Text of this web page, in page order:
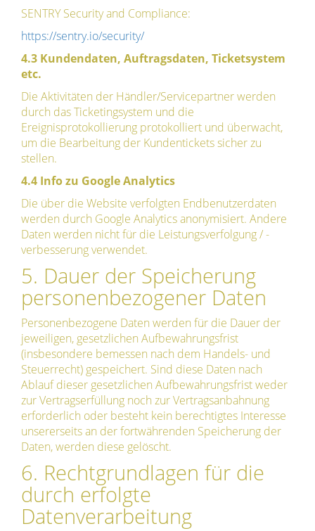
SENTRY Security and Compliance:
https://sentry.io/security/
4.3 Kundendaten, Auftragsdaten, Ticketsystem
etc.
Die Aktivitäten der Händler/Servicepartner werden
durch das Ticketingsystem und die
Ereignisprotokollierung protokolliert und überwacht,
um die Bearbeitung der Kundentickets sicher zu
stellen.
4.4 Info zu Google Analytics
Die über die Website verfolgten Endbenutzerdaten
werden durch Google Analytics anonymisiert. Andere
Daten werden nicht für die Leistungsverfolgung / -
verbesserung verwendet.
5. Dauer der Speicherung
personenbezogener Daten
Personenbezogene Daten werden für die Dauer der
jeweiligen, gesetzlichen Aufbewahrungsfrist
(insbesondere bemessen nach dem Handels- und
Steuerrecht) gespeichert. Sind diese Daten nach
Ablauf dieser gesetzlichen Aufbewahrungsfrist weder
zur Vertragserfüllung noch zur Vertragsanbahnung
erforderlich oder besteht kein berechtigtes Interesse
unsererseits an der fortwährenden Speicherung der
Daten, werden diese gelöscht.
6. Rechtgrundlagen für die
durch erfolgte
Datenverarbeitung